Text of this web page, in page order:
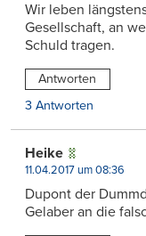
Wir leben
Gesellschaft, an
Schuld tragen.
Antworten
3 Antworten
Heike
11.04.2017 um 08:36
Dupont der
Gelaber an die